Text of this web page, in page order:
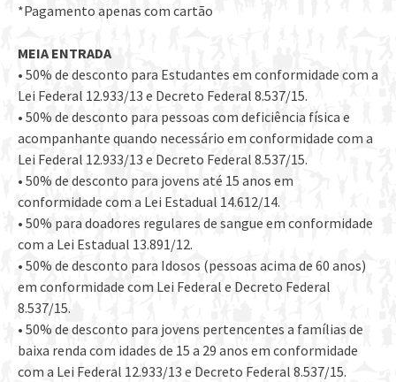
*Pagamento apenas com cartão
MEIA ENTRADA
• 50% de desconto para Estudantes em conformidade com a
Lei Federal 12.933/13 e Decreto Federal 8.537/15.
• 50% de desconto para pessoas com deficiência física e
acompanhante quando necessário em conformidade com a
Lei Federal 12.933/13 e Decreto Federal 8.537/15.
• 50% de desconto para jovens até 15 anos em
conformidade com a Lei Estadual 14.612/14.
• 50% para doadores regulares de sangue em conformidade
com a Lei Estadual 13.891/12.
• 50% de desconto para Idosos (pessoas acima de 60 anos)
em conformidade com Lei Federal e Decreto Federal
8.537/15.
• 50% de desconto para jovens pertencentes a famílias de
baixa renda com idades de 15 a 29 anos em conformidade
com a Lei Federal 12.933/13 e Decreto Federal 8.537/15.